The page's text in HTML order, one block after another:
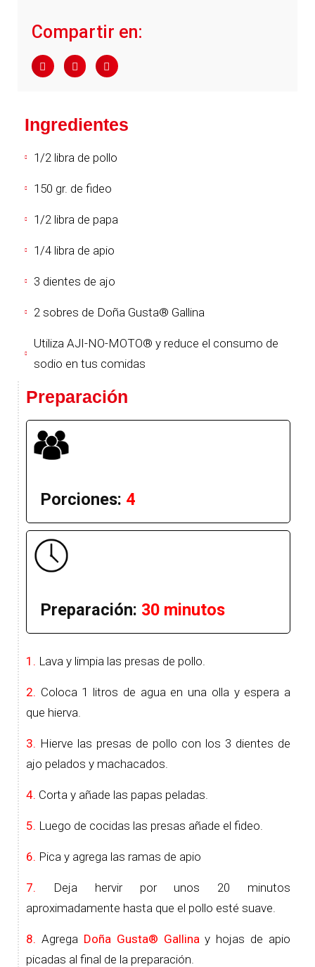
Compartir en:
Ingredientes
1/2 libra de pollo
150 gr. de fideo
1/2 libra de papa
1/4 libra de apio
3 dientes de ajo
2 sobres de Doña Gusta® Gallina
Utiliza AJI-NO-MOTO® y reduce el consumo de
sodio en tus comidas
Preparación
Porciones: 4
Preparación: 30 minutos
1. Lava y limpia las presas de pollo.
2. Coloca 1 litros de agua en una olla y espera a
que hierva.
3. Hierve las presas de pollo con los 3 dientes de
ajo pelados y machacados.
4. Corta y añade las papas peladas.
5. Luego de cocidas las presas añade el fideo.
6. Pica y agrega las ramas de apio
7.
Deja hervir por unos 20 minutos
aproximadamente hasta que el pollo esté suave.
8. Agrega Doña Gusta® Gallina y hojas de apio
picadas al final de la preparación.